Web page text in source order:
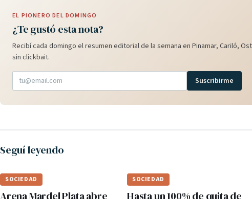
EL PIONERO DEL DOMINGO
¿Te gustó esta nota?
Recibí cada domingo el resumen editorial de la semana en Pinamar, Cariló,
sin clickbait.
Suscribirme
Seguí leyendo
SOCIEDAD
Arena Mardel Plata abre
SOCIEDAD
Hasta un 100% de quita de